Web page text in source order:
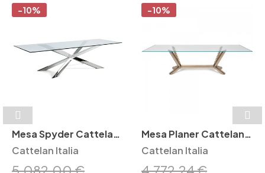
-10%
Mesa Spyder Cattelan
Italia
Cattelan Italia
-10%
Mesa Planer Cattelan
Italia
Cattelan Italia